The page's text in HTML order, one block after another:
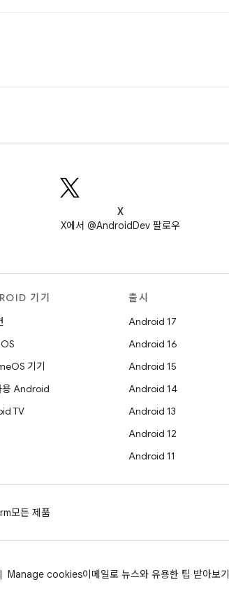
X
X에서 @AndroidDev 팔로우
기기
기기
용 Android
TV
출시
Android 17
Android 16
Android 15
Android 14
Android 13
Android 12
Android 11
모든 제품
Manage cookies이메일로 뉴스와 유용한 팁 받아보기